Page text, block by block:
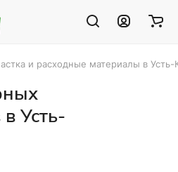
и расходные материалы в Усть-
Усть-